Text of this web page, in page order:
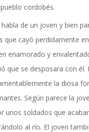
nuestro espacio
cordobés.
de un joven y bien
que cayó perdidamente
enamorado y
que se desposara con
la diosa
Según parece la
unos soldados que
al río. El joven